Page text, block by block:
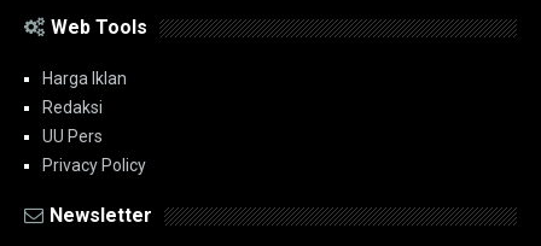
Web Tools
Harga Iklan
Redaksi
UU Pers
Privacy Policy
Newsletter